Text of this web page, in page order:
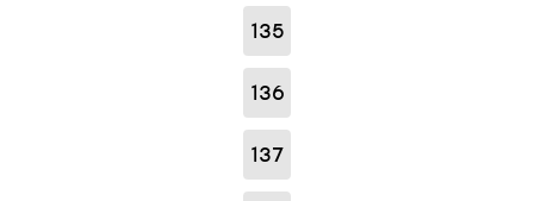
135
136
137